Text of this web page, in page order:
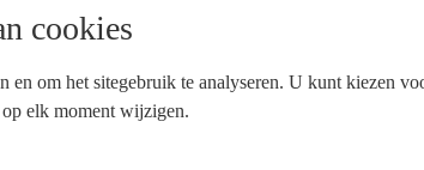
cookies
en om het sitegebruik te analyseren. U kunt kiezen
elk moment wijzigen.